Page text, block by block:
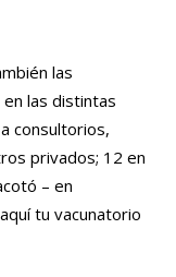
las
las distintas
consultorios,
privados; 12 en
– en
tu vacunatorio